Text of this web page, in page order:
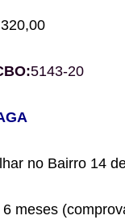
320,00
5143-20
no Bairro 14
6 meses